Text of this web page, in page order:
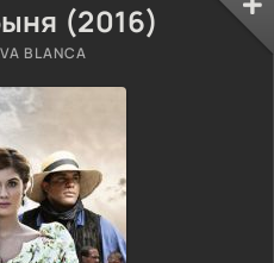
(2016)
BLANCA